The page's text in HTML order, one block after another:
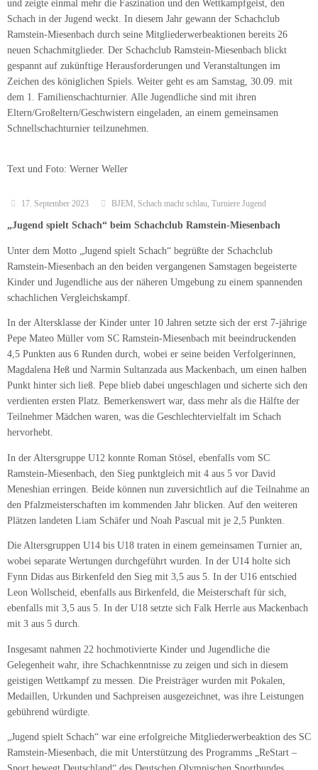
und zeigte einmal mehr die Faszination und den Wettkampfgeist, den
Schach in der Jugend weckt. In diesem Jahr gewann der Schachclub
Ramstein-Miesenbach durch seine Mitgliederwerbeaktionen bereits 26
neuen Schachmitglieder. Der Schachclub Ramstein-Miesenbach blickt
gespannt auf zukünftige Herausforderungen und Veranstaltungen im
Zeichen des königlichen Spiels. Weiter geht es am Samstag, 30.09. mit
dem 1. Familienschachturnier. Alle Jugendliche sind mit ihren
Eltern/Großeltern/Geschwistern eingeladen, an einem gemeinsamen
Schnellschachturnier teilzunehmen.
Text und Foto: Werner Weller
17. September 2023 BJEM, Schach macht schlau, Turniere Jugend
„Jugend spielt Schach“ beim Schachclub Ramstein-Miesenbach
Unter dem Motto „Jugend spielt Schach“ begrüßte der Schachclub
Ramstein-Miesenbach an den beiden vergangenen Samstagen begeisterte
Kinder und Jugendliche aus der näheren Umgebung zu einem spannenden
schachlichen Vergleichskampf.
In der Altersklasse der Kinder unter 10 Jahren setzte sich der erst 7-jährige
Pepe Mateo Müller vom SC Ramstein-Miesenbach mit beeindruckenden
4,5 Punkten aus 6 Runden durch, wobei er seine beiden Verfolgerinnen,
Magdalena Heß und Narmin Sultanzada aus Mackenbach, um einen halben
Punkt hinter sich ließ. Pepe blieb dabei ungeschlagen und sicherte sich den
verdienten ersten Platz. Bemerkenswert war, dass mehr als die Hälfte der
Teilnehmer Mädchen waren, was die Geschlechtervielfalt im Schach
hervorhebt.
In der Altersgruppe U12 konnte Roman Stösel, ebenfalls vom SC
Ramstein-Miesenbach, den Sieg punktgleich mit 4 aus 5 vor David
Meneshian erringen. Beide können nun zuversichtlich auf die Teilnahme an
den Pfalzmeisterschaften im kommenden Jahr blicken. Auf den weiteren
Plätzen landeten Liam Schäfer und Noah Pascual mit je 2,5 Punkten.
Die Altersgruppen U14 bis U18 traten in einem gemeinsamen Turnier an,
wobei separate Wertungen durchgeführt wurden. In der U14 holte sich
Fynn Didas aus Birkenfeld den Sieg mit 3,5 aus 5. In der U16 entschied
Leon Wollscheid, ebenfalls aus Birkenfeld, die Meisterschaft für sich,
ebenfalls mit 3,5 aus 5. In der U18 setzte sich Falk Herrle aus Mackenbach
mit 3 aus 5 durch.
Insgesamt nahmen 22 hochmotivierte Kinder und Jugendliche die
Gelegenheit wahr, ihre Schachkenntnisse zu zeigen und sich in diesem
geistigen Wettkampf zu messen. Die Preisträger wurden mit Pokalen,
Medaillen, Urkunden und Sachpreisen ausgezeichnet, was ihre Leistungen
gebührend würdigte.
„Jugend spielt Schach“ war eine erfolgreiche Mitgliederwerbeaktion des SC
Ramstein-Miesenbach, die mit Unterstützung des Programms „ReStart –